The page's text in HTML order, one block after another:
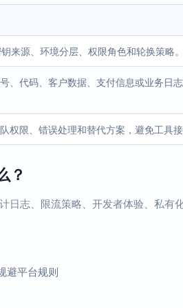
来源、环境分层、权限角色和轮换策略
、代码、客户数据、支付信息或业务日
权限、错误处理和替代方案，避免工具
？
日志、限流策略、开发者体验、私有
避平台规则